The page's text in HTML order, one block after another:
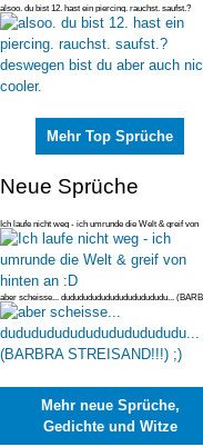
alsoo. du bist 12. hast ein piercing. rauchst. saufst.?
deswegen bist du
Mehr Top Sprüche
Neue Sprüche
Ich laufe nicht weg - ich umrunde die Welt & greif von
hinten an :D
aber scheisse... dudududududududududududu...
STREISAND!!!) ;)
Mehr neue Sprüche,
Gedichte und Witze